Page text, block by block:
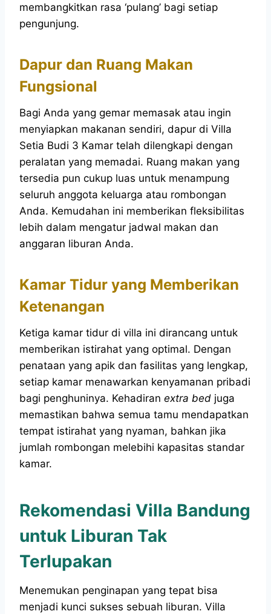
membangkitkan rasa ‘pulang’ bagi setiap
pengunjung.
Dapur dan Ruang Makan
Fungsional
Bagi Anda yang gemar memasak atau ingin
menyiapkan makanan sendiri, dapur di Villa
Setia Budi 3 Kamar telah dilengkapi dengan
peralatan yang memadai. Ruang makan yang
tersedia pun cukup luas untuk menampung
seluruh anggota keluarga atau rombongan
Anda. Kemudahan ini memberikan fleksibilitas
lebih dalam mengatur jadwal makan dan
anggaran liburan Anda.
Kamar Tidur yang Memberikan
Ketenangan
Ketiga kamar tidur di villa ini dirancang untuk
memberikan istirahat yang optimal. Dengan
penataan yang apik dan fasilitas yang lengkap,
setiap kamar menawarkan kenyamanan pribadi
bagi penghuninya. Kehadiran extra bed juga
memastikan bahwa semua tamu mendapatkan
tempat istirahat yang nyaman, bahkan jika
jumlah rombongan melebihi kapasitas standar
kamar.
Rekomendasi Villa Bandung
untuk Liburan Tak
Terlupakan
Menemukan penginapan yang tepat bisa
menjadi kunci sukses sebuah liburan. Villa